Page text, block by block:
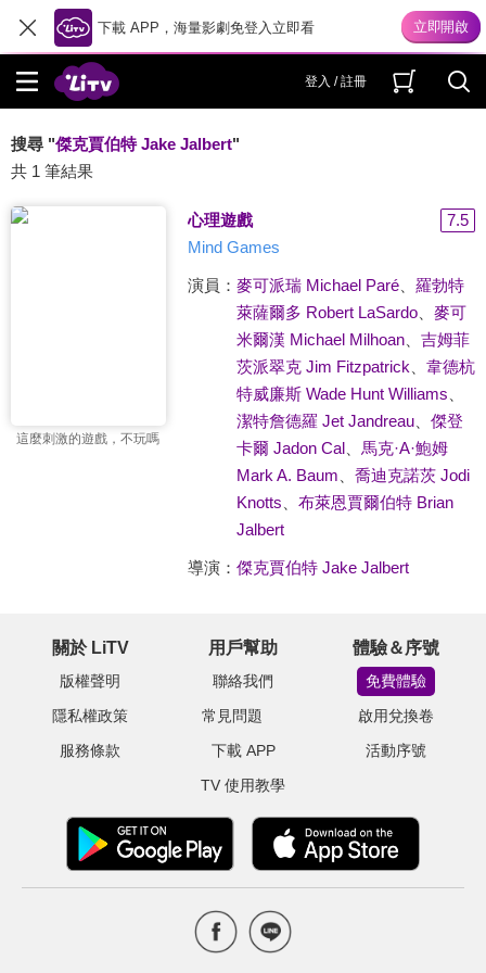
下載 APP，海量影劇免登入立即看
登入 / 註冊
搜尋 "傑克賈伯特 Jake Jalbert"
共 1 筆結果
這麼刺激的遊戲，不玩嗎
心理遊戲
7.5
Mind Games
演員： 麥可派瑞 Michael Paré、 羅勃特
萊薩爾多 Robert LaSardo、 麥可
米爾漢 Michael Milhoan、 吉姆菲
茨派翠克 Jim Fitzpatrick
韋德杭
特威廉斯 Wade Hunt Williams
潔特詹德羅 Jet Jandreau、 傑登
卡爾 Jadon Cal、 馬克·A·鮑姆
Mark A. Baum
喬迪克諾茨 Jodi
Knotts
布萊恩賈爾伯特 Brian
Jalbert
導演： 傑克賈伯特 Jake Jalbert
關於 LiTV
版權聲明
隱私權政策
服務條款
用戶幫助
聯絡我們
常見問題
下載 APP
TV 使用教學
體驗＆序號
免費體驗
啟用兌換卷
活動序號